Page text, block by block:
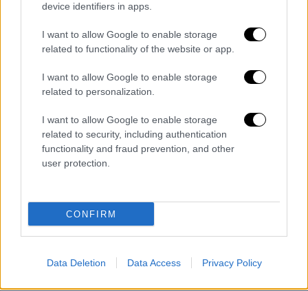
device identifiers in apps.
I want to allow Google to enable storage
related to functionality of the website or app.
I want to allow Google to enable storage
related to personalization.
I want to allow Google to enable storage
related to security, including authentication
functionality and fraud prevention, and other
user protection.
CONFIRM
Data Deletion Data Access Privacy Policy
Χρήστος Μάστορας – Νίκος Αλιάγας:
Αποθεώθηκαν στο πιο εντυπωσιακό,
τρίγλωσσο ντουέτο του J2US
Ο Νίκος Αλιάγας ανέβηκε στη σκηνή του
J2Us και τραγούδησε με τον Χρήστο
Μάστορα σε ένα απροσδόκητο ντουέτο, που
θα μείνει σίγουρα στην ιστορία του σόου. Ο
δημοσιογράφος και παρουσιαστής της
γαλλικής τηλεόρασης τραγούδησε στα
Μάστορας στα αγγλικά και στα ελληνικά.